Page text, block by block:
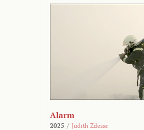
Alarm
2025 / Judith Zdesar